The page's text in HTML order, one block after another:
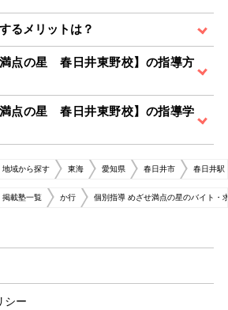
るメリットは？
点の星 春日井東野校】の指導方
点の星 春日井東野校】の指導学
地域から探す 東海 愛知県 春日井市 春日井駅
掲載塾一覧 か行 個別指導 めざせ満点の星のバイト・
シー